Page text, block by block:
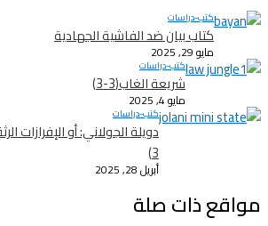
كتب-دراسات
كتاب بيان ضد الفاشية الجهادية
مايو 29, 2025
كتب-دراسات
شريعة الغاب(3-3)
مايو 4, 2025
كتب-دراسات
3)
أبريل 28, 2025
مواقع ذات صلة